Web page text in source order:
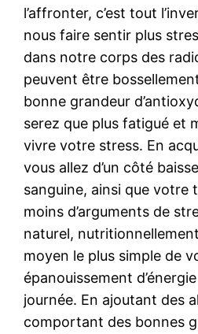
l’affronter, c’est tout
nous faire sentir plus
dans notre corps des
peuvent être
bonne grandeur
serez que plus fatigué et
vivre votre stress. En
vous allez d’un côté
sanguine, ainsi que votre
moins d’arguments de
naturel,
moyen le plus simple de
épanouissement
journée. En ajoutant des
comportant des bonnes